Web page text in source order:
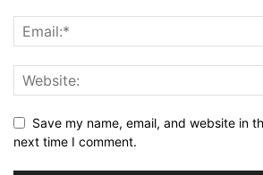
Save my name, email, and website in
next time I comment.